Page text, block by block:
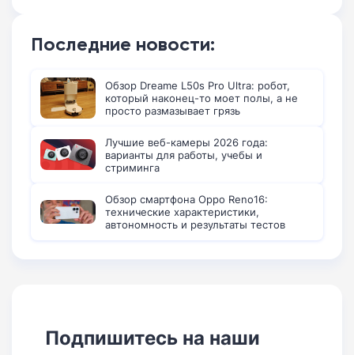
Последние новости:
Обзор Dreame L50s Pro Ultra: робот,
который наконец-то моет полы, а не
просто размазывает грязь
Лучшие веб-камеры 2026 года:
варианты для работы, учебы и
стриминга
Обзор смартфона Oppo Reno16:
технические характеристики,
автономность и результаты тестов
Подпишитесь на наши